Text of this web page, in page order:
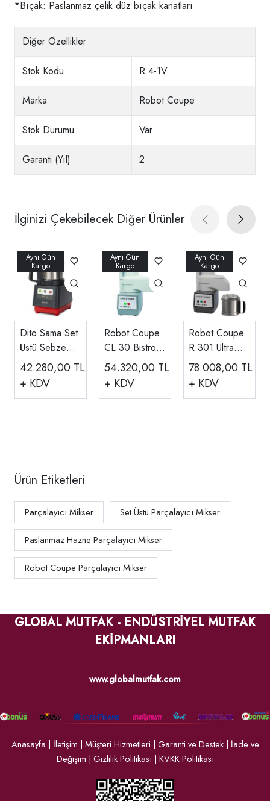
*Bıçak: Paslanmaz çelik düz bıçak kanatları
Diğer Özellikler
Stok Kodu R 4-1V
Marka Robot Coupe
Stok Durumu Var
Garanti (Yıl) 2
İlginizi Çekebilecek Diğer Ürünler
Dito Sama Set
Üstü Sebze
Doğrama
Makinesi, 2.6
Litre
42.280,00 TL
+ KDV
Robot Coupe
CL 30 Bistro
Set Üstü
Sebze
Doğrama
54.320,00 TL
+ KDV
Robot Coupe
R 301 Ultra
Sebze
Doğrama Ve
Parçalama
78.008,00 TL
+ KDV
Ürün Etiketleri
Parçalayıcı Mikser Set Üstü Parçalayıcı Mikser
Paslanmaz Hazne Parçalayıcı Mikser
Robot Coupe Parçalayıcı Mikser
GLOBAL MUTFAK - ENDÜSTRİYEL MUTFAK
EKİPMANLARI
www.globalmutfak.com
Anasayfa | İletişim | Müşteri Hizmetleri | Garanti ve Destek| İade ve
Değişim | Gizlilik Politikası | KVKK Politikası